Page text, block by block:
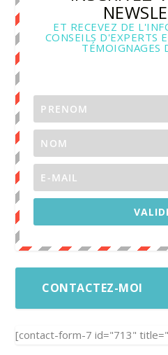
ET RECEVEZ DE
CONSEILS D'EXPERTS
TÉMOIGNAGES
CONTACTEZ-MOI
[contact-form-7 id="713"